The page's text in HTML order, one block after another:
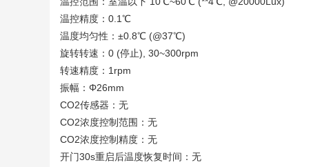
温控精度：0.1℃
温度均匀性：±0.8℃ (@37℃)
旋转转速：0 (停止), 30~300rpm
转速精度：1rpm
振幅：Φ26mm
CO2传感器：无
CO2浓度控制范围：无
CO2浓度控制精度：无
开门30s重启后温度恢复时间：无